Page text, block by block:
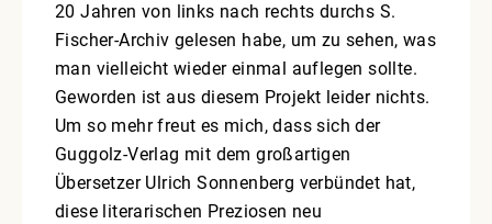
20 Jahren von links nach rechts durchs S.
Fischer-Archiv gelesen habe, um zu sehen, was
man vielleicht wieder einmal auflegen sollte.
Geworden ist aus diesem Projekt leider nichts.
Um so mehr freut es mich, dass sich der
Guggolz-Verlag mit dem großartigen
Übersetzer Ulrich Sonnenberg verbündet hat,
diese literarischen Preziosen neu